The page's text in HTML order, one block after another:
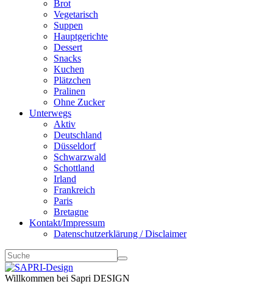
Brot
Vegetarisch
Suppen
Hauptgerichte
Dessert
Snacks
Kuchen
Plätzchen
Pralinen
Ohne Zucker
Unterwegs
Aktiv
Deutschland
Düsseldorf
Schwarzwald
Schottland
Irland
Frankreich
Paris
Bretagne
Kontakt/Impressum
Datenschutzerklärung / Disclaimer
Willkommen bei Sapri DESIGN